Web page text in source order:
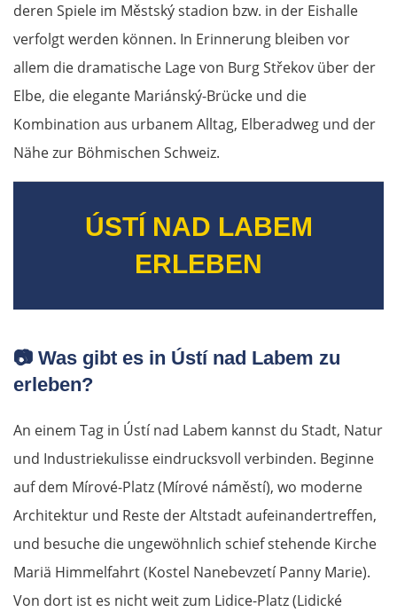
deren Spiele im Městský stadion bzw. in der Eishalle
verfolgt werden können. In Erinnerung bleiben vor
allem die dramatische Lage von Burg Střekov über der
Elbe, die elegante Mariánský-Brücke und die
Kombination aus urbanem Alltag, Elberadweg und der
Nähe zur Böhmischen Schweiz.
ÚSTÍ NAD LABEM
ERLEBEN
📷 Was gibt es in Ústí nad Labem zu
erleben?
An einem Tag in Ústí nad Labem kannst du Stadt, Natur
und Industriekulisse eindrucksvoll verbinden. Beginne
auf dem Mírové-Platz (Mírové náměstí), wo moderne
Architektur und Reste der Altstadt aufeinandertreffen,
und besuche die ungewöhnlich schief stehende Kirche
Mariä Himmelfahrt (Kostel Nanebevzetí Panny Marie).
Von dort ist es nicht weit zum Lidice-Platz (Lidické